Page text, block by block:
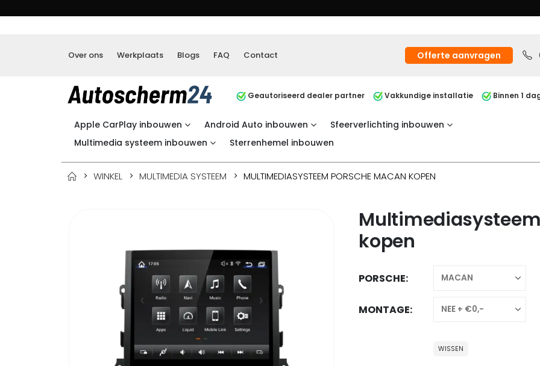
Over ons Werkplaats Blogs FAQ Contact Offerte aanvragen
Geautoriseerd dealer partner Vakkundige installatie Binnen 1
Apple CarPlay inbouwen Android Auto inbouwen
Sfeerverlichting inbouwen
Multimedia systeem inbouwen
Sterrenhemel inbouwen
WINKEL MULTIMEDIA SYSTEEM MULTIMEDIASYSTEEM PORSCHE MACAN KOPEN
kopen
PORSCHE
MONTAGE
WISSEN